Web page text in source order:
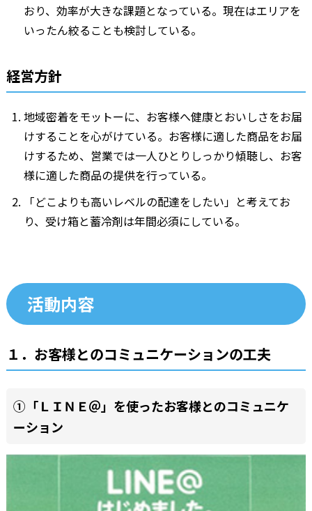
おり、効率が大きな課題となっている。現在はエリアを
いったん絞ることも検討している。
経営方針
地域密着をモットーに、お客様へ健康とおいしさをお届
けすることを心がけている。お客様に適した商品をお届
けするため、営業では一人ひとりしっかり傾聴し、お客
様に適した商品の提供を行っている。
「どこよりも高いレベルの配達をしたい」と考えてお
り、受け箱と蓄冷剤は年間必須にしている。
活動内容
１．お客様とのコミュニケーションの工夫
①「ＬＩＮＥ＠」を使ったお客様とのコミュニケ
ーション